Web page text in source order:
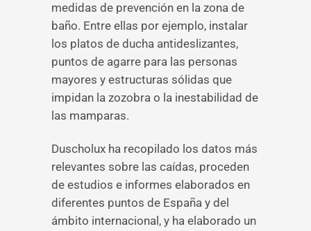
medidas de prevención en la zona de
baño. Entre ellas por ejemplo, instalar
los platos de ducha antideslizantes,
puntos de agarre para las personas
mayores y estructuras sólidas que
impidan la zozobra o la inestabilidad de
las mamparas.
Duscholux ha recopilado los datos más
relevantes sobre las caídas, proceden
de estudios e informes elaborados en
diferentes puntos de España y del
ámbito internacional, y ha elaborado un